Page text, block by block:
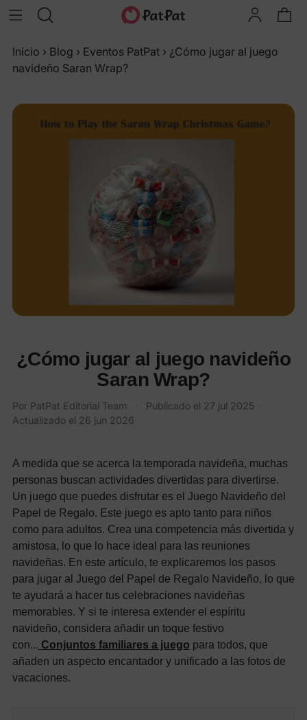
Inicio › Blog › Eventos PatPat › ¿Cómo jugar al juego
navideño Saran Wrap?
¿Cómo jugar al juego navideño
Saran Wrap?
Por PatPat Editorial Team Publicado el 27 jul 2025
Actualizado el 26 jun 2026
A medida que se acerca la temporada navideña, muchas
personas buscan actividades divertidas para divertirse.
Un juego que puedes disfrutar es el Juego Navideño del
Papel de Regalo. Este juego es apto tanto para niños
como para adultos. Crea una competencia más divertida y
amistosa, lo que lo hace ideal para las reuniones
navideñas. En este artículo, te explicaremos los pasos
para jugar al Juego del Papel de Regalo Navideño, lo que
te ayudará a hacer tus celebraciones navideñas
memorables. Y si te interesa extender el espíritu
navideño, considera añadir un toque festivo
con... Conjuntos familiares a juego para todos, que
añaden un aspecto encantador y unificado a las fotos de
vacaciones.